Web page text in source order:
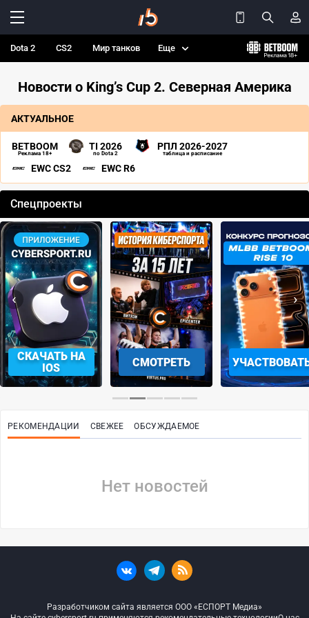
Dota 2 CS2 Мир танков Еще
Новости о King’s Cup 2. Северная Америка
АКТУАЛЬНОЕ
BETBOOM
Реклама 18+
TI 2026
по Dota 2
РПЛ 2026-2027
таблица и расписание
EWC CS2 EWC R6
Спецпроекты
СКАЧАТЬ НА
IOS
СМОТРЕТЬ
‹ ›
РЕКОМЕНДАЦИИ СВЕЖЕЕ ОБСУЖДАЕМОЕ
Нет новостей
Разработчиком сайта является ООО «ЕСПОРТ Медиа»